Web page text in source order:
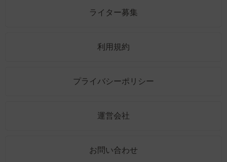
ライター募集
利用規約
プライバシーポリシー
運営会社
お問い合わせ